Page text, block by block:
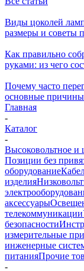
Виды цоколей
размеры и советы
Как правильно
руками: из чего
Почему часто
основные
Главная
-
Каталог
-
Высоковольтное и
Позиции без
оборудование
изделия
аксессуары
телекоммуникации
безопасности
измерительные
инженерные
питанияПрочие
-